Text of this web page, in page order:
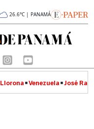
26.6°C | PANAMÁ
Venezuela José